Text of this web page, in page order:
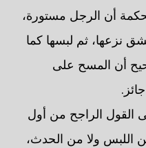
أن الرجل مستورة،
نزعها، ثم لبسها كما
أن المسح على
القول الراجح من أول
ولا من الحدث،